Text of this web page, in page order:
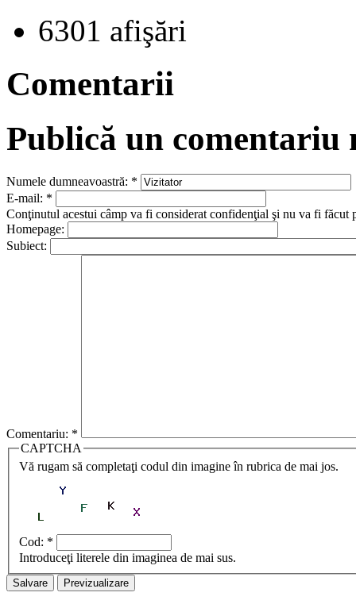
6301 afişări
Comentarii
Publică un comentariu
Numele dumneavoastră: *
E-mail: *
Conţinutul acestui câmp va fi considerat confidenţial şi nu va fi făcut
Homepage:
Subiect:
Comentariu: *
CAPTCHA
Vă rugam să completaţi codul din imagine în rubrica de mai jos.
Cod: *
Introduceţi literele din imaginea de mai sus.